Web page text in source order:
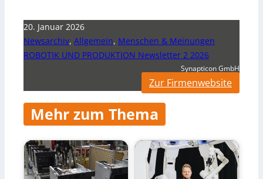
20. Januar 2026
Newsarchiv, Allgemein, Menschen & Meinungen
ROBOTIK UND PRODUKTION Newsletter 2 2026
Synapticon GmbH
Zur Firmenwebsite
Mehr zum Thema